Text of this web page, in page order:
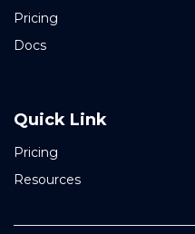
Pricing
Docs
Quick Link
Pricing
Resources